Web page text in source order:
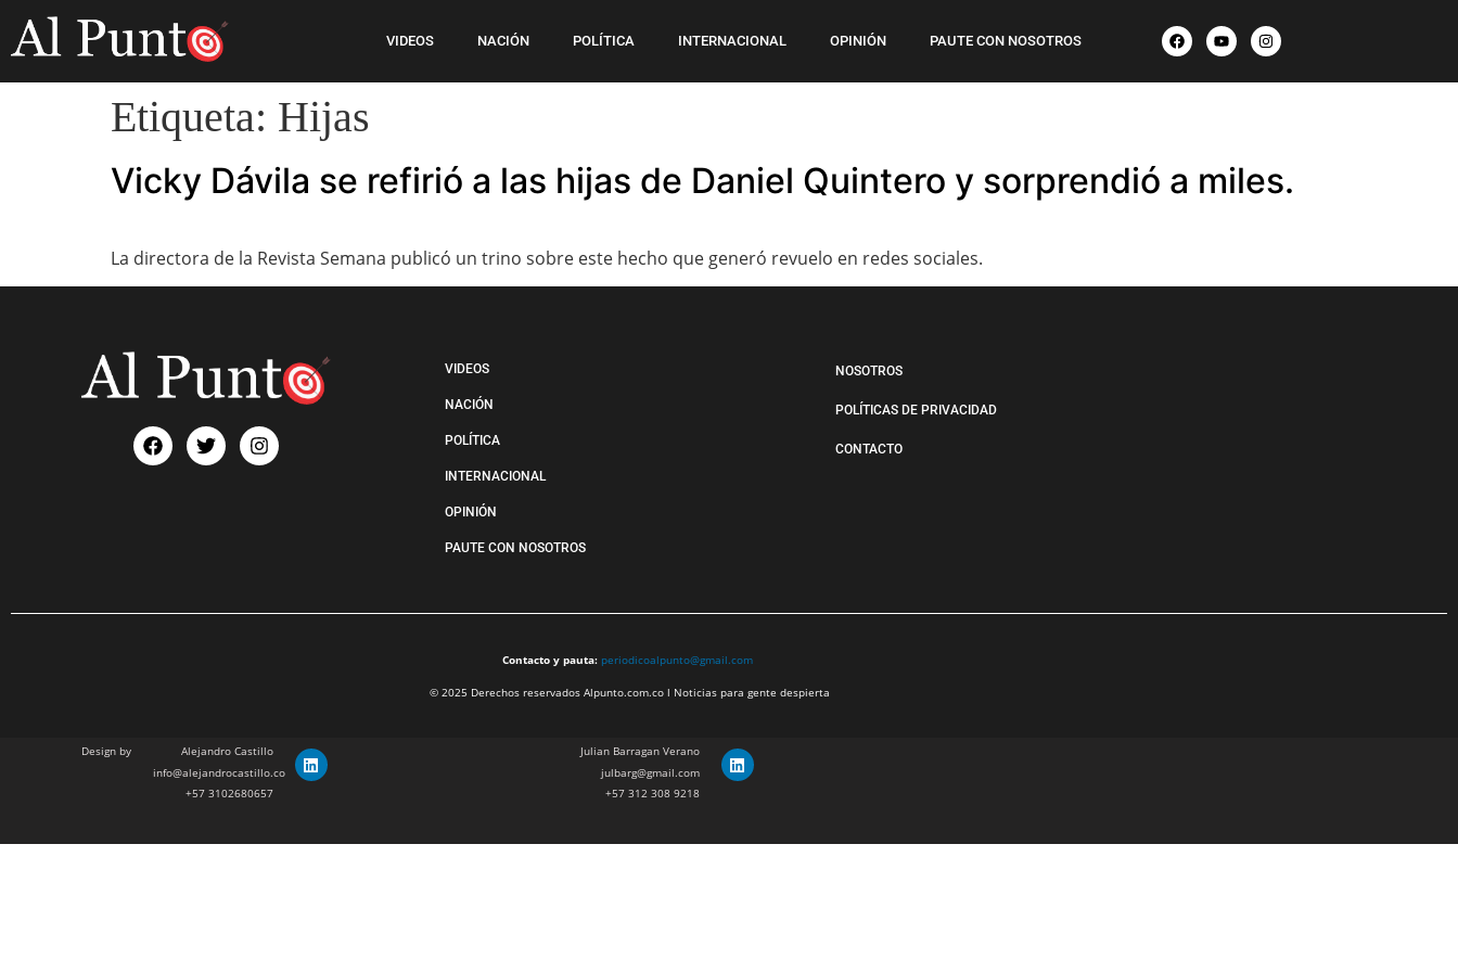
VIDEOS NACIÓN POLÍTICA INTERNACIONAL OPINIÓN PAUTE CON NOSOTROS
Etiqueta: Hijas
Vicky Dávila se refirió a las hijas de Daniel Quintero y sorprendió a miles.
La directora de la Revista Semana publicó un trino sobre este hecho que generó revuelo en redes sociales.
VIDEOS
NACIÓN
POLÍTICA
INTERNACIONAL
OPINIÓN
PAUTE CON NOSOTROS
NOSOTROS
POLÍTICAS DE PRIVACIDAD
CONTACTO
Contacto y pauta: periodicoalpunto@gmail.com
© 2025 Derechos reservados Alpunto.com.co l Noticias para gente despierta
Design by
Alejandro Castillo
info@alejandrocastillo.co
+57 3102680657
Julian Barragan Verano
julbarg@gmail.com
+57 312 308 9218